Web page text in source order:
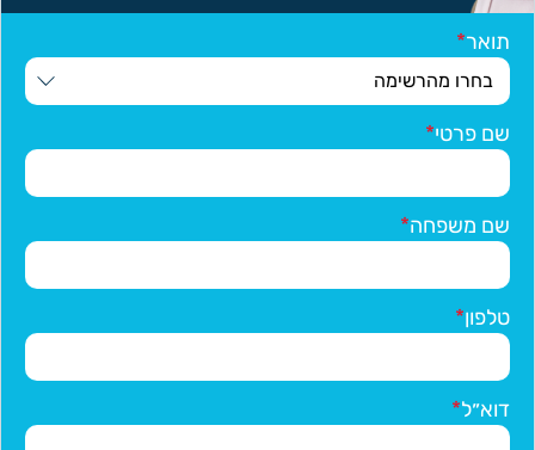
תואר
שם פרטי
שם משפחה
טלפון
דוא״ל